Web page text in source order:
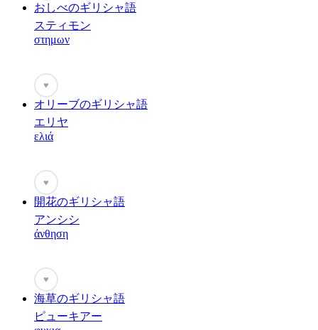
おしべのギリシャ語
スティモン
στημων
♥
オリーブのギリシャ語
エリヤ
ελιά
♥
開花のギリシャ語
アンシシ
άνθηση
♥
海草のギリシャ語
ピューキアー